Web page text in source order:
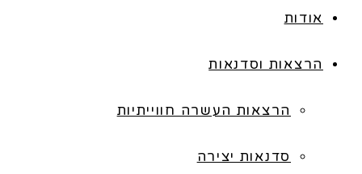
אודות
הרצאות וסדנאות
הרצאות העשרה חווייתיות
סדנאות יצירה